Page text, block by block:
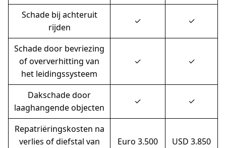
Schade bij achteruit
rijden
✓ ✓
Schade door bevriezing
of oververhitting van
het leidingssysteem
✓ ✓
Daks­chade door
laaghangende objecten
✓ ✓
Repatriëringskosten na
verlies of diefstal van
Euro 3.500 USD 3.850